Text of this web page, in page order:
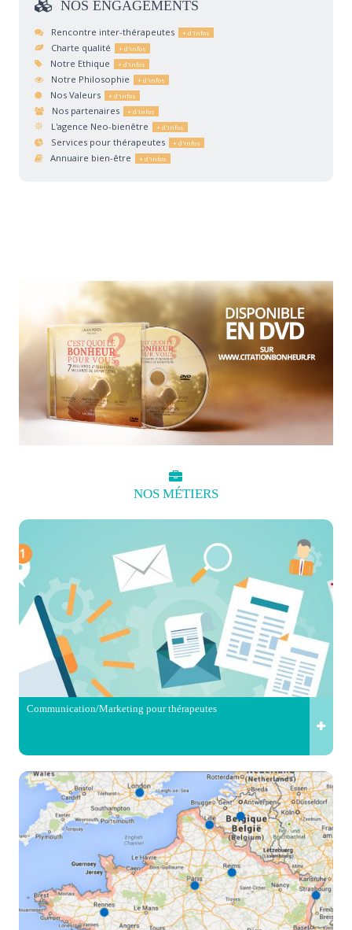
NOS ENGAGEMENTS
Rencontre inter-thérapeutes
Charte qualité
Notre Ethique
Notre Philosophie
Nos Valeurs
Nos partenaires
L'agence Neo-bienêtre
Services pour thérapeutes
Annuaire bien-être
NOS MÉTIERS
Communication/Marketing pour thérapeutes